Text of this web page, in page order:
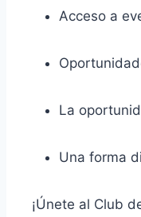
Acceso a
La
Una forma
¡Únete al Club